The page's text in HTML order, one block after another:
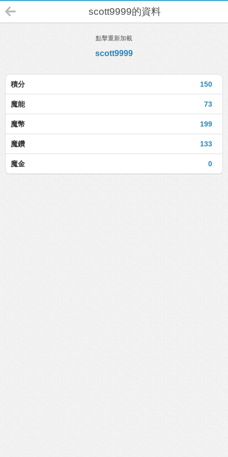
scott9999的資料
點擊重新加載
scott9999
150
積分
73
魔能
199
魔幣
133
魔鑽
0
魔金